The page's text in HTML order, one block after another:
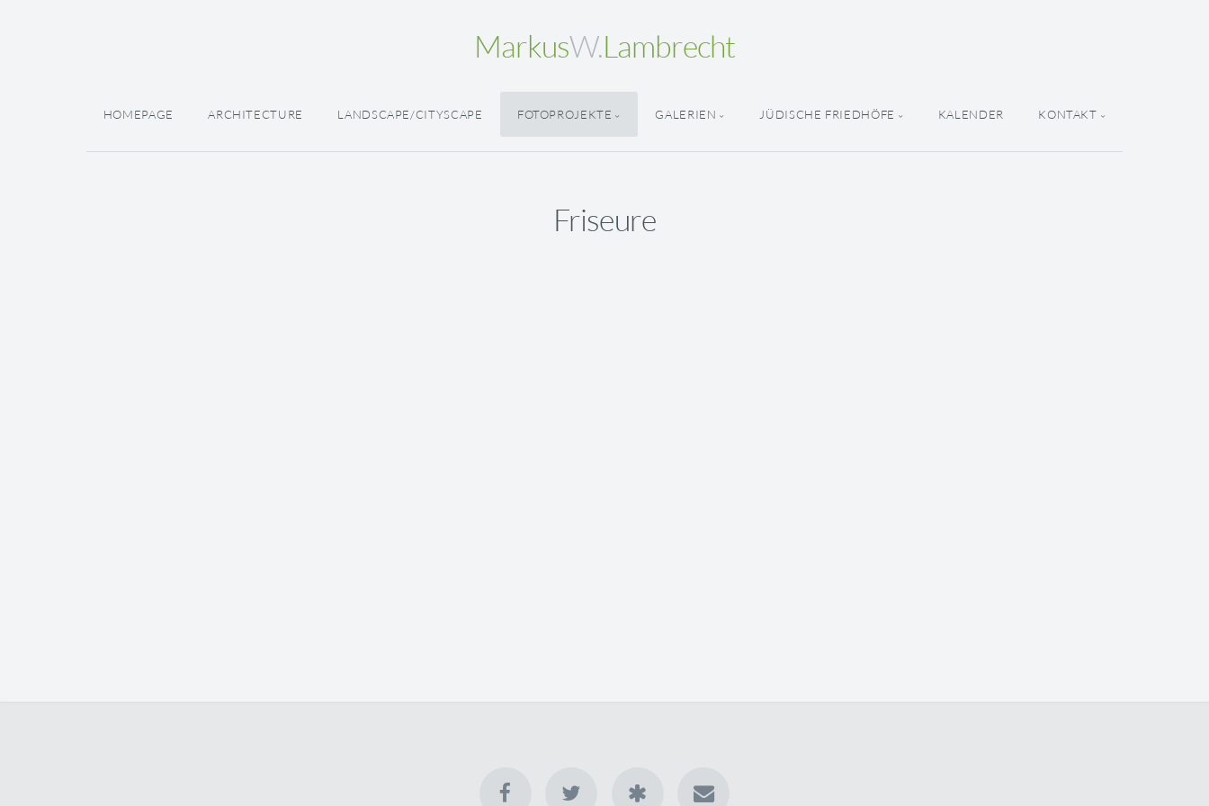
MarkusW.Lambrecht
HOMEPAGE ARCHITECTURE LANDSCAPE/CITYSCAPE FOTOPROJEKTE GALERIEN JÜDISCHE FRIEDHÖFE KALENDER KONTAKT
Friseure